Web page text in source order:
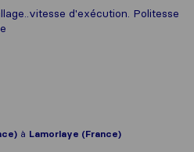
d'exécution. Politesse
à Lamorlaye (France)